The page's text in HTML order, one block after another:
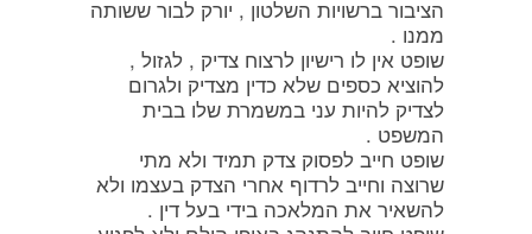
הציבור ברשויות השלטון , יורק לבור ששותה
ממנו .
שופט אין לו רישיון לרצוח צדיק , לגזול ,
להוציא כספים שלא כדין מצדיק ולגרום
לצדיק להיות עני במשמרת שלו בבית
המשפט .
שופט חייב לפסוק צדק תמיד ולא מתי
שרוצה וחייב לרדוף אחרי הצדק בעצמו ולא
להשאיר את המלאכה בידי בעל דין .